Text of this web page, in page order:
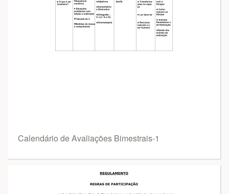
Calendário de Avaliações Bimestrais-1